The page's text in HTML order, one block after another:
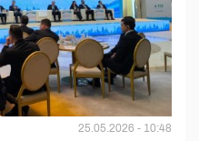
25.05.2026 - 10:48